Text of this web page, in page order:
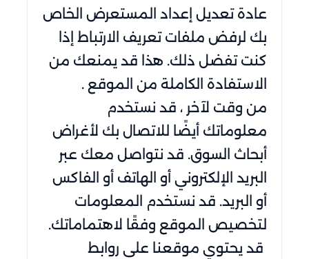
عادة تعديل إعداد المستعرض الخاص
بك لرفض ملفات تعريف الارتباط إذا
كنت تفضل ذلك. هذا قد يمنعك من
الاستفادة الكاملة من الموقع .
من وقت لآخر ، قد نستخدم
معلوماتك أيضًا للاتصال بك لأغراض
أبحاث السوق. قد نتواصل معك عبر
البريد الإلكتروني أو الهاتف أو الفاكس
أو البريد. قد نستخدم المعلومات
لتخصيص الموقع وفقًا لاهتماماتك.
قد يحتوي موقعنا على روابط